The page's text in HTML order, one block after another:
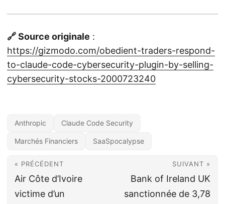
🔗 Source originale :
https://gizmodo.com/obedient-traders-respond-
to-claude-code-cybersecurity-plugin-by-selling-
cybersecurity-stocks-2000723240
Anthropic Claude Code Security
Marchés Financiers SaaSpocalypse
« PRÉCÉDENT
Air Côte d’Ivoire
victime d’un
SUIVANT »
Bank of Ireland UK
sanctionnée de 3,78